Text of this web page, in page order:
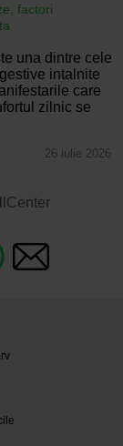
factori
una dintre cele
intalnite
care
zilnic se
26 iulie 2026